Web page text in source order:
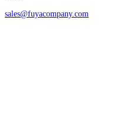
sales@fuyacompany.com